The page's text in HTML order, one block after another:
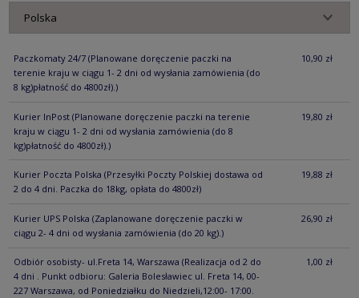
Paczkomaty 24/7 (Planowane doręczenie paczki na
terenie kraju w ciągu 1- 2 dni od wysłania zamówienia (do
8 kg)płatność do 4800zł).)
10,90 zł
Kurier InPost (Planowane doręczenie paczki na terenie
kraju w ciągu 1- 2 dni od wysłania zamówienia (do 8
kg)płatność do 4800zł).)
19,80 zł
Kurier Poczta Polska (Przesyłki Poczty Polskiej dostawa od
2 do 4 dni. Paczka do 18kg, opłata do 4800zł)
19,88 zł
Kurier UPS Polska (Zaplanowane doręczenie paczki w
ciągu 2- 4 dni od wysłania zamówienia (do 20 kg).)
26,90 zł
Odbiór osobisty- ul.Freta 14, Warszawa (Realizacja od 2 do
4 dni . Punkt odbioru: Galeria Bolesławiec ul. Freta 14, 00-
227 Warszawa, od Poniedziałku do Niedzieli,12:00- 17:00.
1,00 zł